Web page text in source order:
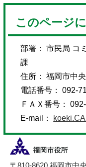
このページ
部署： 市民局 コ
課
住所： 福岡市中
電話番号： 092-
ＦＡＸ番号：
E-mail：